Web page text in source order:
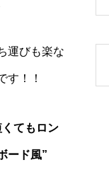
運びも楽な
す！！
くてもロン
ード風”